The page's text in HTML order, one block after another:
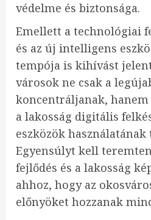
védelme és biztonsága.
Emellett a technológiai
és az új intelligens
tempója is kihívást
városok ne csak a
koncentráljanak,
a lakosság digitális
eszközök
Egyensúlyt kell
fejlődés és a lakosság
ahhoz, hogy az
előnyöket hozzanak